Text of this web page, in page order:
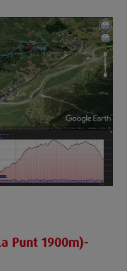
Punt 1900m)-